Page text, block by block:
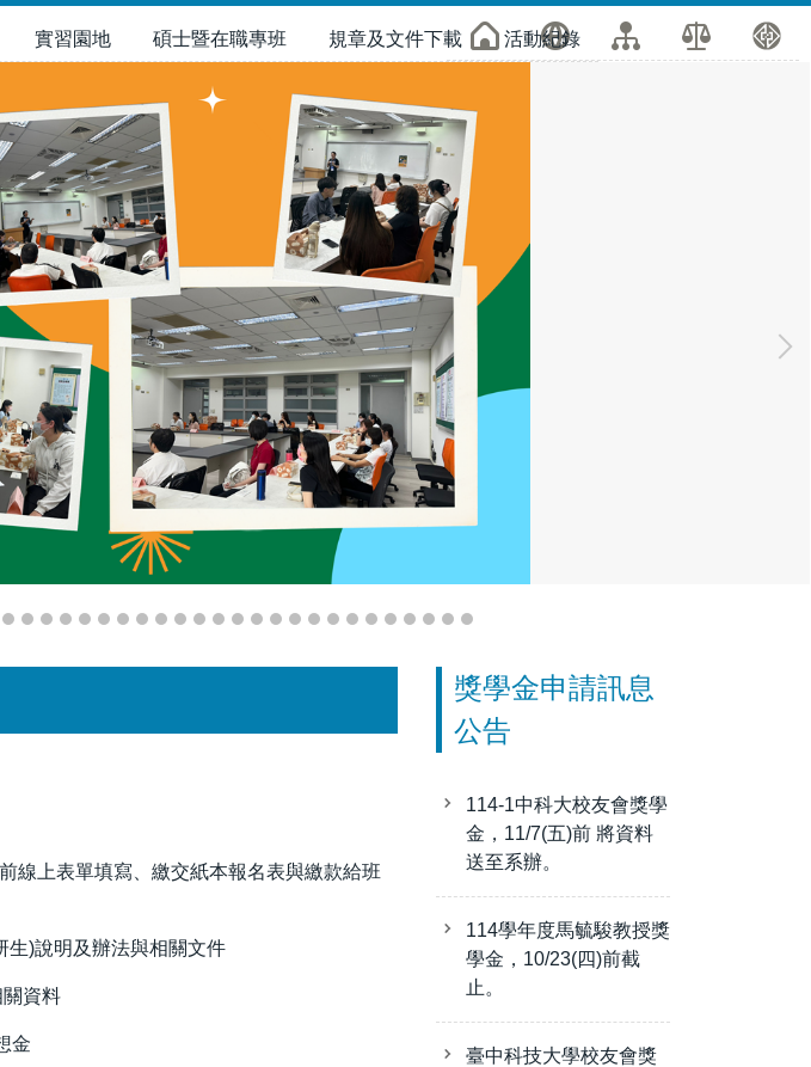
實習園地 碩士暨在職專班 規章及文件下載 活動紀錄
線上表單填寫、繳交紙本報名表與繳款給班
生)說明及辦法與相關文件
資料
金
獎學金申請訊息
公告
114-1中科大校友會獎學
金，11/7(五)前 將資料
送至系辦。
114學年度馬毓駿教授獎
學金，10/23(四)前截
止。
臺中科技大學校友會獎